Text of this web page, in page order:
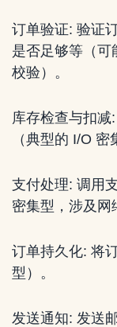
订单验证: 验证
是否足够等（可
校验）。
库存检查与扣
（典型的 I/O 密
支付处理: 调用
密集型，涉及网
订单持久化: 将
型）。
发送通知: 发送